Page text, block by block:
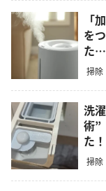
「
を
た…
掃除
洗
術”
た！
掃除